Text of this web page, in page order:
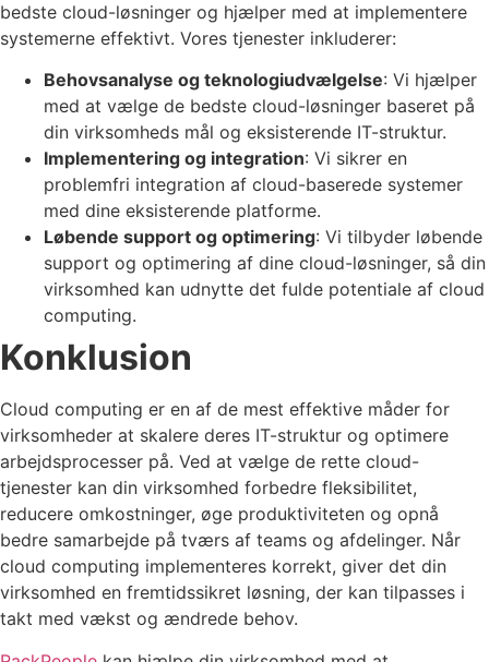
bedste cloud-løsninger og hjælper med at implementere
systemerne effektivt. Vores tjenester inkluderer:
Behovsanalyse og teknologiudvælgelse: Vi hjælper
med at vælge de bedste cloud-løsninger baseret på
din virksomheds mål og eksisterende IT-struktur.
Implementering og integration: Vi sikrer en
problemfri integration af cloud-baserede systemer
med dine eksisterende platforme.
Løbende support og optimering: Vi tilbyder løbende
support og optimering af dine cloud-løsninger, så din
virksomhed kan udnytte det fulde potentiale af cloud
computing.
Konklusion
Cloud computing er en af de mest effektive måder for
virksomheder at skalere deres IT-struktur og optimere
arbejdsprocesser på. Ved at vælge de rette cloud-
tjenester kan din virksomhed forbedre fleksibilitet,
reducere omkostninger, øge produktiviteten og opnå
bedre samarbejde på tværs af teams og afdelinger. Når
cloud computing implementeres korrekt, giver det din
virksomhed en fremtidssikret løsning, der kan tilpasses i
takt med vækst og ændrede behov.